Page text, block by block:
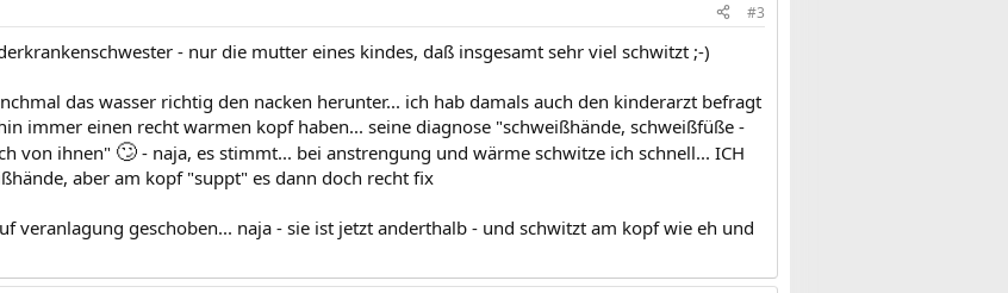
#3
- nur die mutter eines kindes, daß insgesamt sehr viel schwitzt ;-)
das wasser richtig den nacken herunter... ich hab damals auch den kinderarzt befragt
immer einen recht warmen kopf haben... seine diagnose "schweißhände, schweißfüße -
von ihnen" 🙄 - naja, es stimmt... bei anstrengung und wärme schwitze ich schnell... ICH
aber am kopf "suppt" es dann doch recht fix
veranlagung geschoben... naja - sie ist jetzt anderthalb - und schwitzt am kopf wie eh und